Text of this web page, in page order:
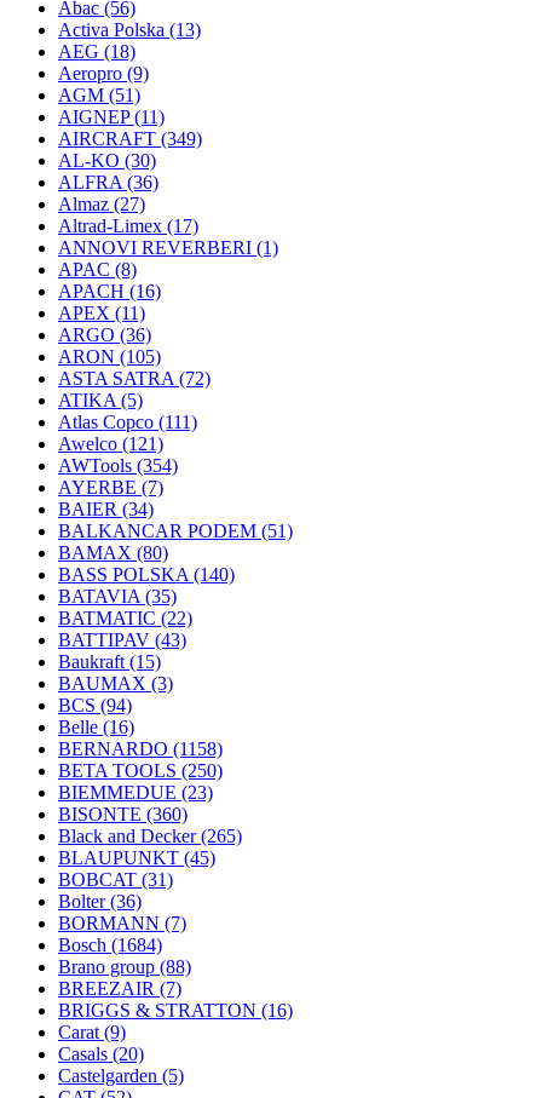
Abac (56)
Activa Polska (13)
AEG (18)
Aeropro (9)
AGM (51)
AIGNEP(11)
AIRCRAFT (349)
AL-KO (30)
ALFRA (36)
Almaz (27)
Altrad-Limex (17)
ANNOVI REVERBERI (1)
APAC (8)
APACH (16)
APEX (11)
ARGO (36)
ARON (105)
ASTA SATRA (72)
ATIKA (5)
Atlas Copco (111)
Awelco (121)
AWTools (354)
AYERBE (7)
BAIER (34)
BALKANCAR PODEM (51)
BAMAX (80)
BASS POLSKA (140)
BATAVIA (35)
BATMATIC (22)
BATTIPAV (43)
Baukraft (15)
BAUMAX (3)
BCS (94)
Belle (16)
BERNARDO (1158)
BETA TOOLS (250)
BIEMMEDUE (23)
BISONTE (360)
Black and Decker(265)
BLAUPUNKT (45)
BOBCAT (31)
Bolter(36)
BORMANN (7)
Bosch (1684)
Brano group (88)
BREEZAIR (7)
BRIGGS & STRATTON (16)
Carat (9)
Casals (20)
Castelgarden (5)